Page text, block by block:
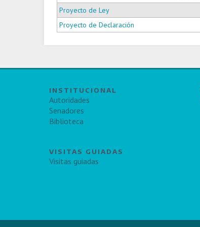
Proyecto de Ley
Proyecto de Declaración
INSTITUCIONAL
Autoridades
Senadores
Biblioteca
VISITAS GUIADAS
Visitas guiadas